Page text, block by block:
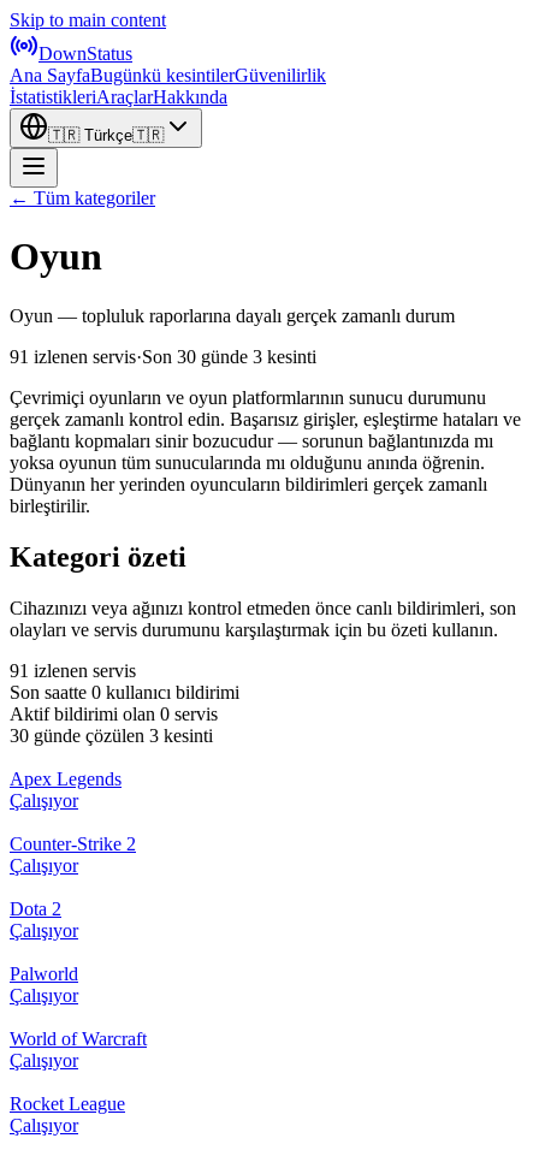
Skip to main content
DownStatus
Ana SayfaBugünkü kesintilerGüvenilirlik
İstatistikleriAraçlarHakkında
🇹🇷 Türkçe🇹🇷
← Tüm kategoriler
Oyun
Oyun — topluluk raporlarına dayalı gerçek zamanlı durum
91 izlenen servis·Son 30 günde 3 kesinti
Çevrimiçi oyunların ve oyun platformlarının sunucu durumunu
gerçek zamanlı kontrol edin. Başarısız girişler, eşleştirme hataları ve
bağlantı kopmaları sinir bozucudur — sorunun bağlantınızda mı
yoksa oyunun tüm sunucularında mı olduğunu anında öğrenin.
Dünyanın her yerinden oyuncuların bildirimleri gerçek zamanlı
birleştirilir.
Kategori özeti
Cihazınızı veya ağınızı kontrol etmeden önce canlı bildirimleri, son
olayları ve servis durumunu karşılaştırmak için bu özeti kullanın.
91 izlenen servis
Son saatte 0 kullanıcı bildirimi
Aktif bildirimi olan 0 servis
30 günde çözülen 3 kesinti
Apex Legends
Çalışıyor
Counter-Strike 2
Çalışıyor
Dota 2
Çalışıyor
Palworld
Çalışıyor
World of Warcraft
Çalışıyor
Rocket League
Çalışıyor